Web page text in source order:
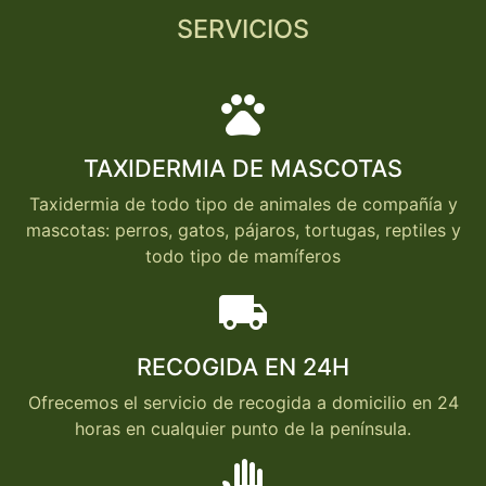
SERVICIOS
pets
TAXIDERMIA DE MASCOTAS
Taxidermia de todo tipo de animales de compañía y
mascotas: perros, gatos, pájaros, tortugas, reptiles y
todo tipo de mamíferos
local_shipping
RECOGIDA EN 24H
Ofrecemos el servicio de recogida a domicilio en 24
horas en cualquier punto de la península.